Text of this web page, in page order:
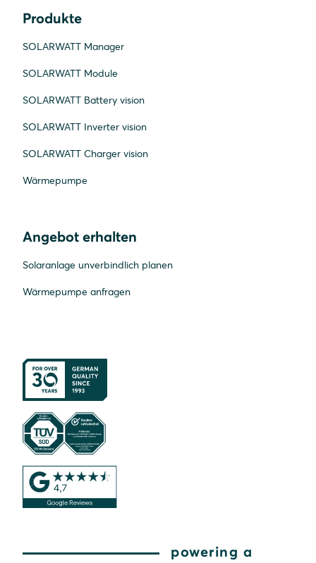
Produkte
SOLARWATT Manager
SOLARWATT Module
SOLARWATT Battery vision
SOLARWATT Inverter vision
SOLARWATT Charger vision
Wärmepumpe
Angebot erhalten
Solaranlage unverbindlich planen
Wärmepumpe anfragen
powering a